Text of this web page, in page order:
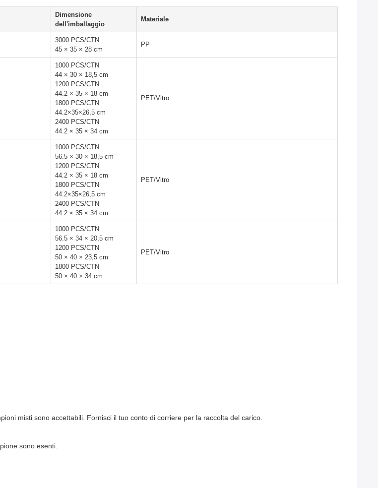
Dimensione
dell'imballaggio
Materiale
3000 PCS/CTN
45 × 35 × 28 cm
PP
1000 PCS/CTN
44 × 30 × 18,5 cm
1200 PCS/CTN
44.2 × 35 × 18 cm
1800 PCS/CTN
44.2×35×26,5 cm
2400 PCS/CTN
44.2 × 35 × 34 cm
PET/Vitro
1000 PCS/CTN
56.5 × 30 × 18,5 cm
1200 PCS/CTN
44.2 × 35 × 18 cm
1800 PCS/CTN
44.2×35×26,5 cm
2400 PCS/CTN
44.2 × 35 × 34 cm
PET/Vitro
1000 PCS/CTN
56.5 × 34 × 20,5 cm
1200 PCS/CTN
50 × 40 × 23,5 cm
1800 PCS/CTN
50 × 40 × 34 cm
PET/Vitro
misti sono accettabili. Fornisci il tuo conto di corriere per la raccolta del carico.
sono esenti.